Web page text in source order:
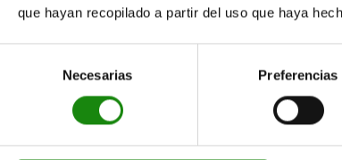
que hayan recopilado a partir del uso que haya
consentimiento
Necesarias Preferencias
M20x1,5 61 endurecido
acero M6x0,75 endurecido